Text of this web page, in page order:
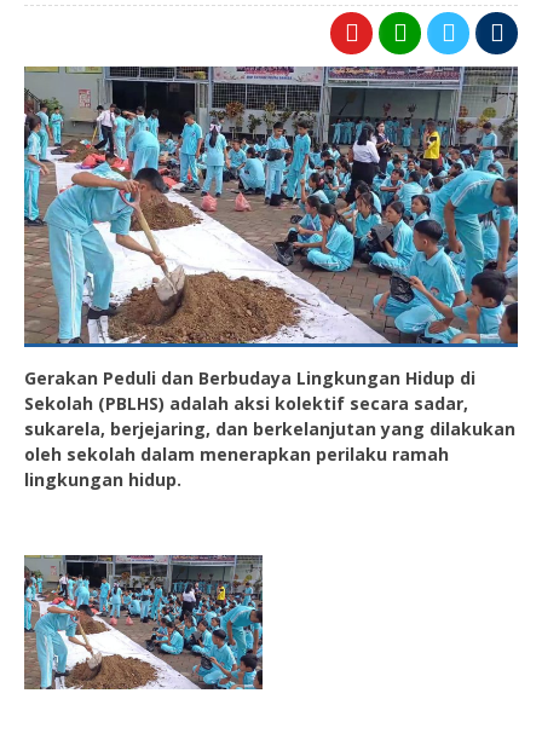
Gerakan Peduli dan Berbudaya Lingkungan Hidup di
Sekolah (PBLHS) adalah aksi kolektif secara sadar,
sukarela, berjejaring, dan berkelanjutan yang dilakukan
oleh sekolah dalam menerapkan perilaku ramah
lingkungan hidup.